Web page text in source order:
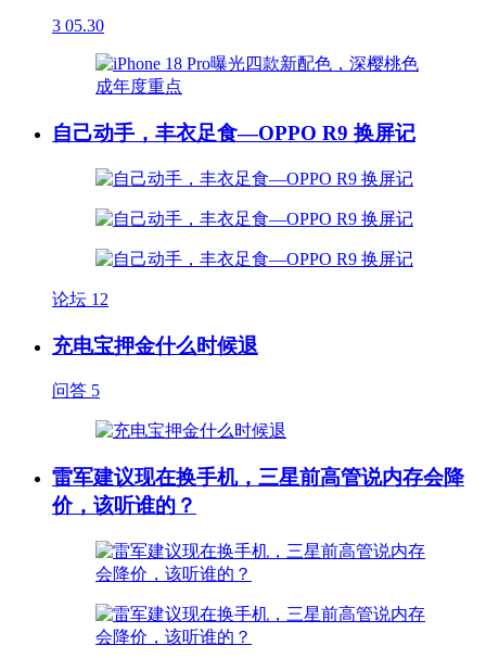
3 05.30
自己动手，丰衣足食—OPPO R9 换屏记
论坛 12
充电宝押金什么时候退
问答 5
雷军建议现在换手机，三星前高管说内存会降
价，该听谁的？